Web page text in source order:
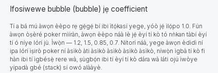
Ifosiwewe bubble (bubble) jẹ coefficient
Tí a bá mú àwọn èèpo rẹ gẹ́gẹ́ bí ibi ìtọ́kasí yege, yóò jẹ́ ìlọ́po 1.0. Fún
àwọn òṣèré poker mìíràn, àwọn èèpo náà lè jẹ́ èyí tí kò tó nǹkan tàbí èyí
tí ó níye lórí jù. Ìwọ̀n — 1.2, 1.5, 0.85, 0.7. Nítorí náà, yege àwọn èdìdì ní
ipa lórí ìṣirò poker ní àsìkò àti àsìkò àsìkò àsìkò àsìkò, níwọ̀n ìgbà tí kò fi
hàn ibi tí ìgbésẹ̀ rere wà, ṣùgbọ́n ibi tí èyí tí kò dára wà láti ojú ìwòye
yípadà gbé (stack) sí owó alààyè.